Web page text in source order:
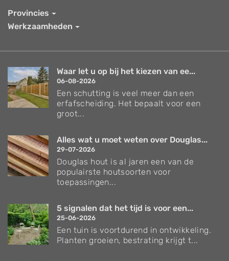
Provincies
Werkzaamheden
Waar let u op bij het kiezen van ee...
06-08-2026
Een schutting is veel meer dan een
erfafscheiding. Het bepaalt voor een
groot...
Alles wat u moet weten over Douglas...
29-07-2026
Douglas hout is al jaren een van de
populairste houtsoorten voor
toepassingen...
5 signalen dat het tijd is voor een...
25-06-2026
Een tuin is voortdurend in ontwikkeling.
Planten groeien, bestrating krijgt t...